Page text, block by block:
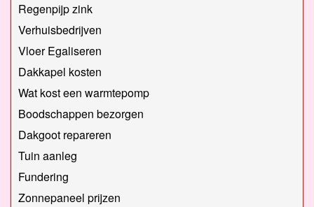
Regenpijp zink
Verhuisbedrijven
Vloer Egaliseren
Dakkapel kosten
Wat kost een warmtepomp
Boodschappen bezorgen
Dakgoot repareren
Tuin aanleg
Fundering
Zonnepaneel prijzen